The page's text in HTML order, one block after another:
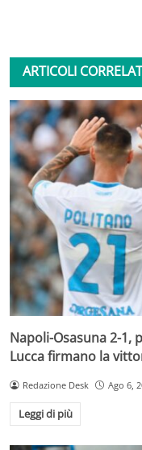
ARTICOLI
Napoli-Osasuna 2-1,
Lucca firmano la
Redazione Desk Ago 6,
Leggi di più